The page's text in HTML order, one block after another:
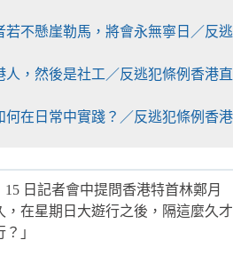
若不懸崖勒馬，將會永無寧日／反逃
，然後是社工／反逃犯條例香港直
何在日常中實踐？／反逃犯條例香港
日記者會中提問香港特首林鄭月
在星期日大遊行之後，隔這麼久才
」